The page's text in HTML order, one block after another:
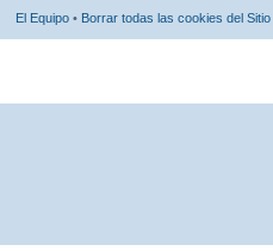
El Equipo • Borrar todas las cookies del Sitio